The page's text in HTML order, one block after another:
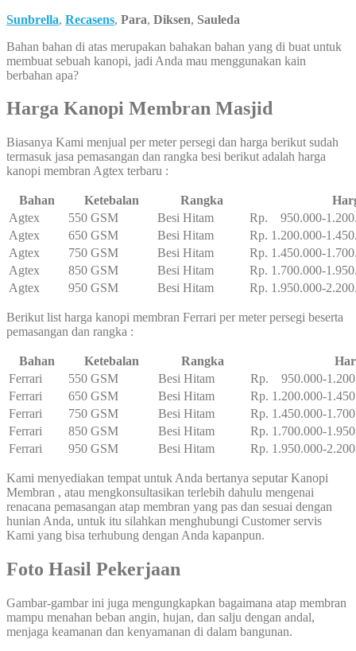
Sunbrella, Recasens, Para, Diksen, Sauleda
Bahan bahan di atas merupakan bahakan bahan yang di buat untuk
membuat sebuah kanopi, jadi Anda mau menggunakan kain
berbahan apa?
Harga Kanopi Membran Masjid
Biasanya Kami menjual per meter persegi dan harga berikut sudah
termasuk jasa pemasangan dan rangka besi berikut adalah harga
kanopi membran Agtex terbaru :
Bahan Ketebalan Rangka
Agtex
550 GSM Besi Hitam
Rp. 950.000-
Agtex
650 GSM Besi Hitam
Rp. 1.200.000-
Agtex
750 GSM Besi Hitam
Rp. 1.450.000-
Agtex
850 GSM Besi Hitam
Rp. 1.700.000-
Agtex
950 GSM Besi Hitam Rp. 1.950.000-
Berikut list harga kanopi membran Ferrari per meter persegi beserta
pemasangan dan rangka :
Bahan Ketebalan Rangka
Ferrari
550 GSM Besi Hitam
Rp. 950.000-
Ferrari
650 GSM Besi Hitam
Rp. 1.200.000-
Ferrari
750 GSM Besi Hitam
Rp. 1.450.000-
Ferrari
850 GSM Besi Hitam
Rp. 1.700.000-
Ferrari
950 GSM Besi Hitam Rp. 1.950.000-
Kami menyediakan tempat untuk Anda bertanya seputar Kanopi
Membran , atau mengkonsultasikan terlebih dahulu mengenai
renacana pemasangan atap membran yang pas dan sesuai dengan
hunian Anda, untuk itu silahkan menghubungi Customer servis
Kami yang bisa terhubung dengan Anda kapanpun.
Foto Hasil Pekerjaan
Gambar-gambar ini juga mengungkapkan bagaimana atap membran
mampu menahan beban angin, hujan, dan salju dengan andal,
menjaga keamanan dan kenyamanan di dalam bangunan.